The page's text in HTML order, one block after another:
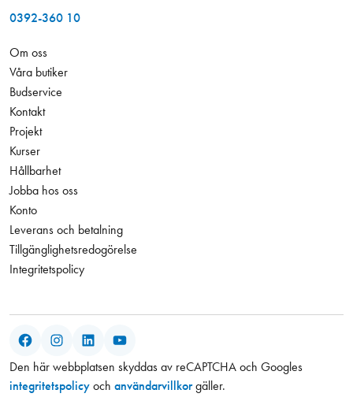
0392-360 10
Om oss
Våra butiker
Budservice
Kontakt
Projekt
Kurser
Hållbarhet
Jobba hos oss
Konto
Leverans och betalning
Tillgänglighetsredogörelse
Integritetspolicy
Facebook
Instagram
LinkedIn
Den här webbplatsen skyddas av reCAPTCHA och Googles
integritetspolicy och användarvillkorgäller.